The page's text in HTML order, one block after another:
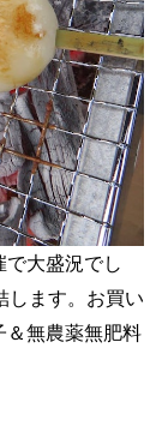
で大盛況でし
します。お買い
＆無農薬無肥料